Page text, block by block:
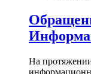
На